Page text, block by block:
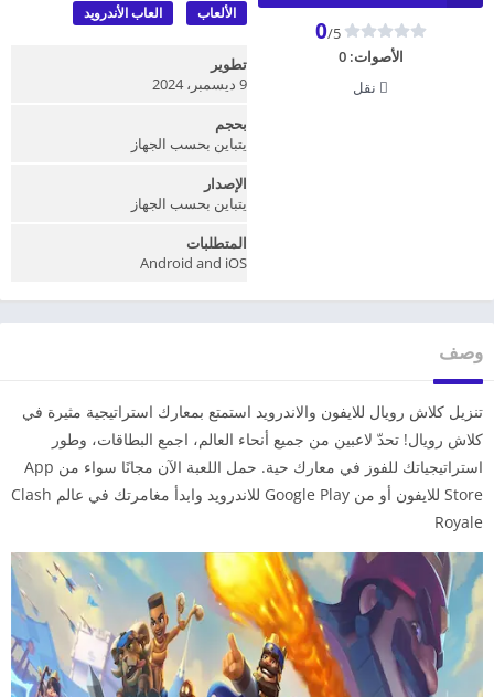
الألعاب العاب الأندرويد
0/5
الأصوات:0
نقل
تطوير
9 ديسمبر، 2024
بحجم
يتباين بحسب الجهاز
الإصدار
يتباين بحسب الجهاز
المتطلبات
Android and iOS
وصف
تنزيل كلاش رويال للايفون والاندرويد استمتع بمعارك استراتيجية مثيرة في
كلاش رويال! تحدّ لاعبين من جميع أنحاء العالم، اجمع البطاقات، وطور
استراتيجياتك للفوز في معارك حية. حمل اللعبة الآن مجانًا سواء من App
Store للايفون أو من Google Play للاندرويد وابدأ مغامرتك في عالم Clash
Royale